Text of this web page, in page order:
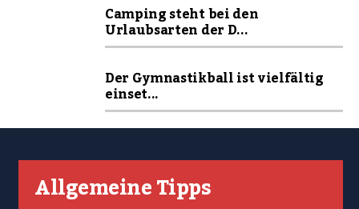
Camping steht bei den
Urlaubsarten der D...
Der Gymnastikball ist vielfältig
einset...
Allgemeine Tipps